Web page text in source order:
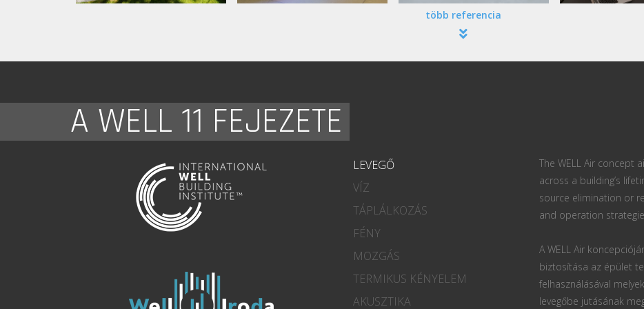
több referencia
A WELL 11 FEJEZETE
LEVEGŐ
VÍZ
TÁPLÁLKOZÁS
FÉNY
MOZGÁS
TERMIKUS KÉNYELEM
AKUSZTIKA
The WELL Air concept
across a building’s
source elimination or
and operation
A WELL Air
biztosítása az épület
felhasználásával
levegőbe jutásának